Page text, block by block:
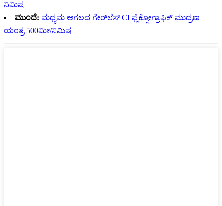
ನಿಮಿಷ
ಮುಂದೆ: ಮಧ್ಯಮ ಅಗಲದ ಗೇರ್‌ಲೆಸ್ CI ಫ್ಲೆಕ್ಸೋಗ್ರಾಫಿಕ್ ಮುದ್ರಣ
ಯಂತ್ರ 500ಮೀ/ನಿಮಿಷ